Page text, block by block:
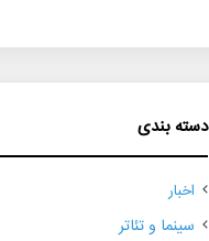
دسته بندی
اخبار
سینما و تئاتر